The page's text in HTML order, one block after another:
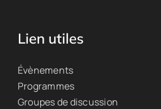
Lien utiles
Évènements
Programmes
Groupes de discussion